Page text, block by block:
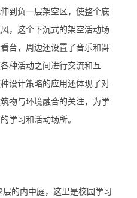
到负一层架空区，使整个底
，这个下沉式的架空活动场
台，周边还设置了音乐和舞
种活动之间进行交流和互
设计策略的应用还体现了对
物与环境融合的关注，为学
学习和活动场所。
的内中庭，这里是校园学习